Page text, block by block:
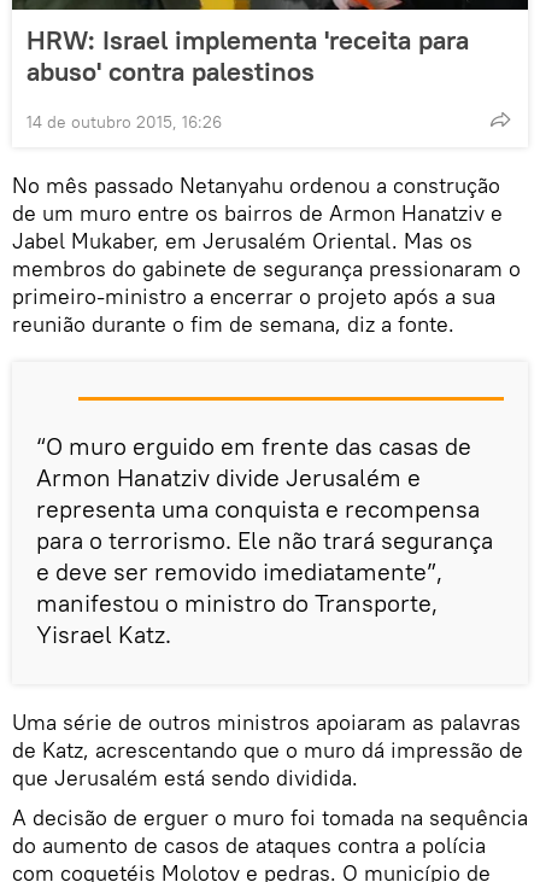
HRW: Israel implementa 'receita para
abuso' contra palestinos
14 de outubro 2015, 16:26
No mês passado Netanyahu ordenou a construção
de um muro entre os bairros de Armon Hanatziv e
Jabel Mukaber, em Jerusalém Oriental. Mas os
membros do gabinete de segurança pressionaram o
primeiro-ministro a encerrar o projeto após a sua
reunião durante o fim de semana, diz a fonte.
“O muro erguido em frente das casas de
Armon Hanatziv divide Jerusalém e
representa uma conquista e recompensa
para o terrorismo. Ele não trará segurança
e deve ser removido imediatamente”,
manifestou o ministro do Transporte,
Yisrael Katz.
Uma série de outros ministros apoiaram as palavras
de Katz, acrescentando que o muro dá impressão de
que Jerusalém está sendo dividida.
A decisão de erguer o muro foi tomada na sequência
do aumento de casos de ataques contra a polícia
com coquetéis Molotov e pedras. O município de